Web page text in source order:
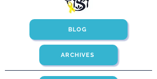
ARCHIVES
BLOG